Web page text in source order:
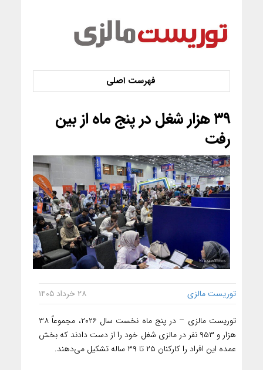
۳۹ هزار شغل در پنج ماه از بین
رفت
توریست مالزی ۲۸ خرداد ۱۴۰۵
توریست مالزی – در پنج ماه نخست سال ۲۰۲۶، مجموعاً ۳۸
هزار و ۹۵۳ نفر در مالزی شغل خود را از دست دادند که بخش
عمده این افراد را کارکنان ۲۵ تا ۳۹ ساله تشکیل می‌دهند.